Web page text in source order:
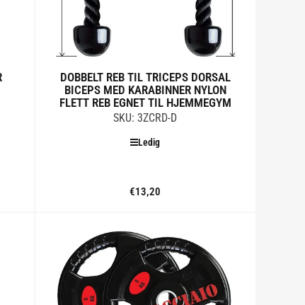
DOBBELT REB TIL TRICEPS DORSAL
BICEPS MED KARABINNER NYLON
FLETT REB EGNET TIL HJEMMEGYM
SKU: 3ZCRD-D
Ledig
Standard
€13,20